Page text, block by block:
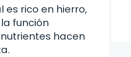
rico en hierro,
función
hacen